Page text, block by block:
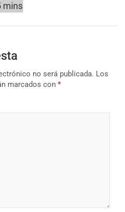
no será publicada. Los
marcados con *